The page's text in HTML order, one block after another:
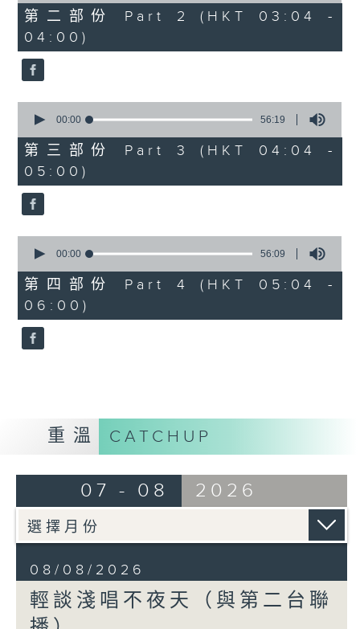
56
minutes,
20
seconds
第二部份 Part 2 (HKT 03:04 -
04:00)
seconds
56
minutes,
19
seconds
00:00 56:19
第三部份 Part 3 (HKT 04:04 -
05:00)
seconds
56
minutes,
9
seconds
00:00 56:09
第四部份 Part 4 (HKT 05:04 -
06:00)
重溫 CATCHUP
07 - 08 2026
08/08/2026
輕談淺唱不夜天（與第二台聯